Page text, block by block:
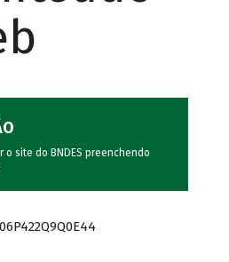
site do BNDES preenchendo